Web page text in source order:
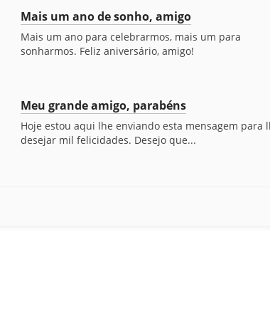
Mais um ano de sonho, amigo
Mais um ano para celebrarmos, mais um para
sonharmos. Feliz aniversário, amigo!
Meu grande amigo, parabéns
Hoje estou aqui lhe enviando esta mensagem para
desejar mil felicidades. Desejo que...